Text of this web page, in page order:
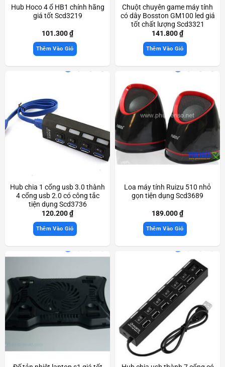
Hub Hoco 4 ổ HB1 chính hãng
giá tốt Scd3219
101.300₫
Thêm Vào Giỏ
Chuột chuyên game máy tính
có dây Bosston GM100 led giá
tốt chất lượng Scd3321
141.800₫
Thêm Vào Giỏ
Hub chia 1 cổng usb 3.0 thành
4 cổng usb 2.0 có công tắc
tiện dụng Scd3736
120.200₫
Thêm Vào Giỏ
Loa máy tính Ruizu 510 nhỏ
gọn tiện dụng Scd3689
189.000₫
Thêm Vào Giỏ